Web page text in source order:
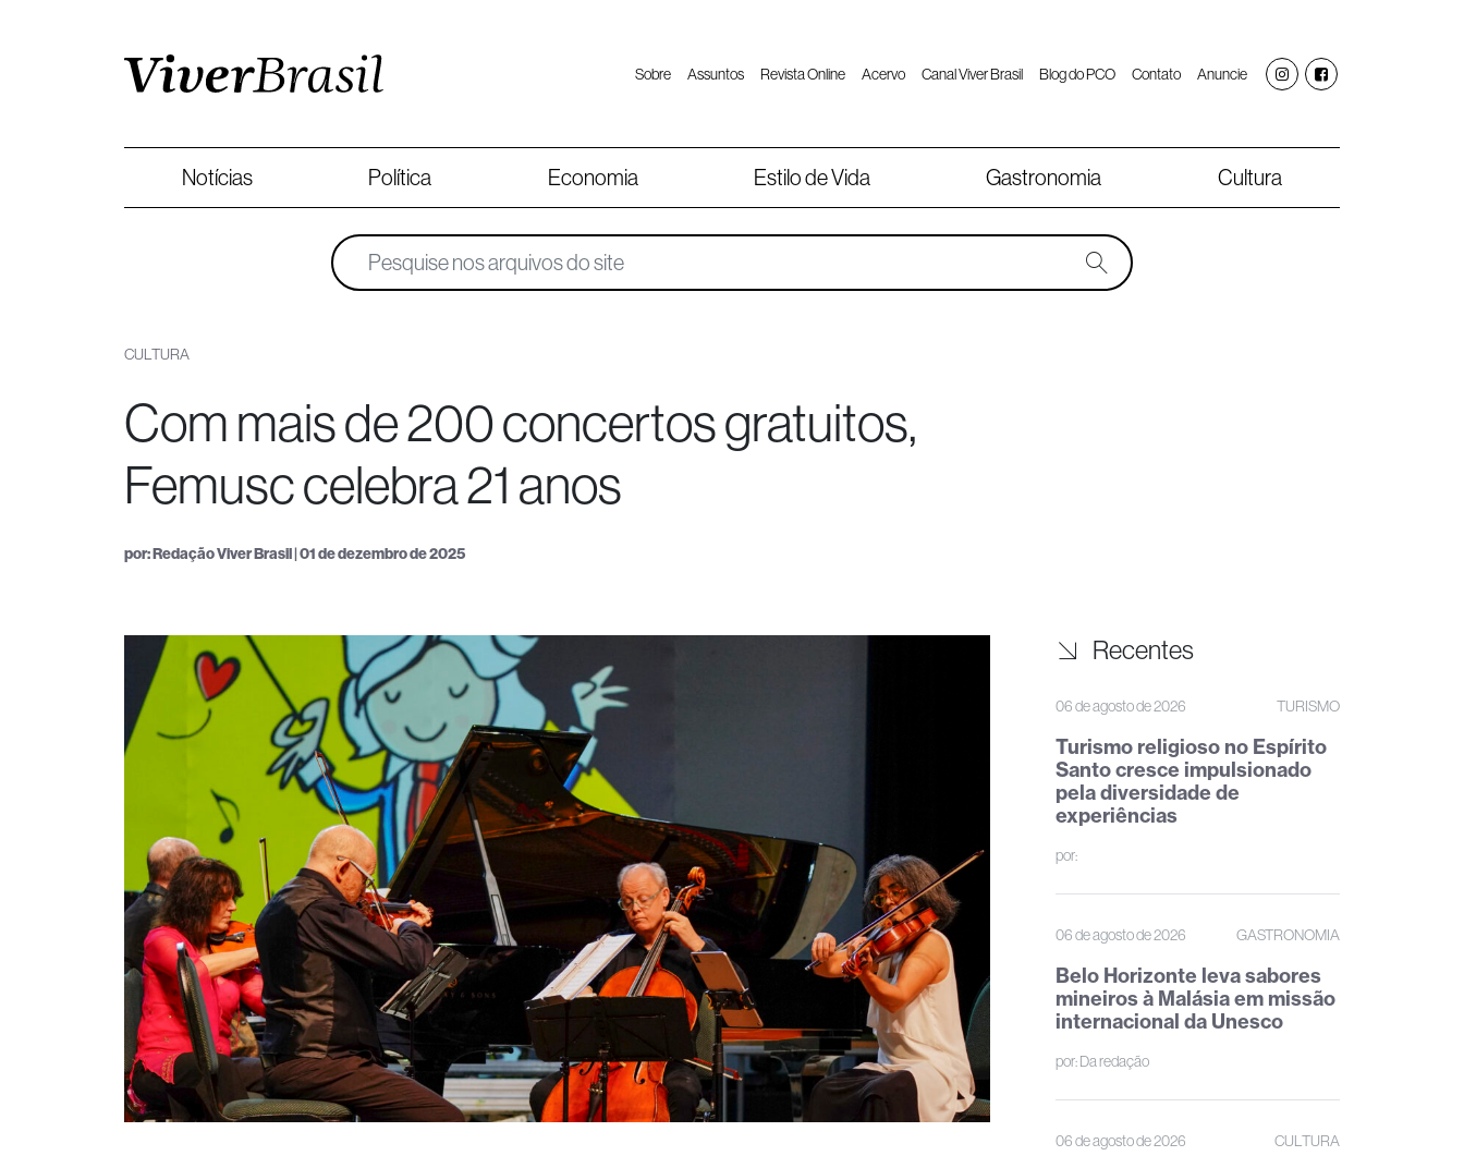
Sobre Assuntos Revista Online Acervo Canal Viver Brasil Blog do PCO Contato Anuncie
Notícias Política Economia Estilo de Vida Gastronomia Cultura
CULTURA
Com mais de 200 concertos gratuitos,
Femusc celebra 21 anos
por: Redação Viver Brasil | 01 de dezembro de 2025
Recentes
06 de agosto de 2026 TURISMO
Turismo religioso no Espírito
Santo cresce impulsionado
pela diversidade de
experiências
por:
06 de agosto de 2026 GASTRONOMIA
Belo Horizonte leva sabores
mineiros à Malásia em missão
internacional da Unesco
por:Da redação
06 de agosto de 2026 CULTURA